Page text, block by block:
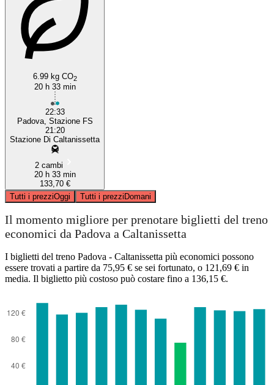
6.99 kg CO2
20 h 33 min
22:33
Padova, Stazione FS
21:20
Stazione Di Caltanissetta
2 cambi
20 h 33 min
133,70 €
Tutti i prezziOggi Tutti i prezziDomani
Il momento migliore per prenotare biglietti del treno
economici da Padova a Caltanissetta
I biglietti del treno Padova - Caltanissetta più economici possono
essere trovati a partire da 75,95 € se sei fortunato, o 121,69 € in
media. Il biglietto più costoso può costare fino a 136,15 €.